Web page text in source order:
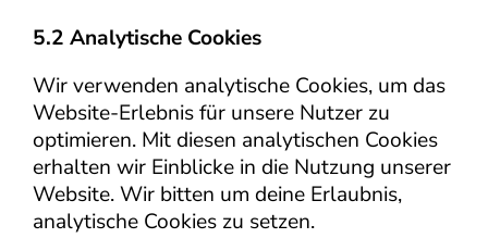
5.2 Analytische Cookies
Wir verwenden analytische Cookies, um das
Website-Erlebnis für unsere Nutzer zu
optimieren. Mit diesen analytischen Cookies
erhalten wir Einblicke in die Nutzung unserer
Website. Wir bitten um deine Erlaubnis,
analytische Cookies zu setzen.